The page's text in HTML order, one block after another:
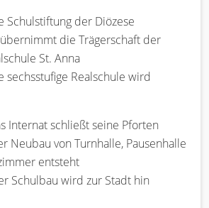
Schulstiftung der Diözese
die Trägerschaft der
St. Anna
sechsstufige Realschule wird
Internat schließt seine Pforten
Neubau von Turnhalle, Pausenhalle
entsteht
Schulbau wird zur Stadt hin